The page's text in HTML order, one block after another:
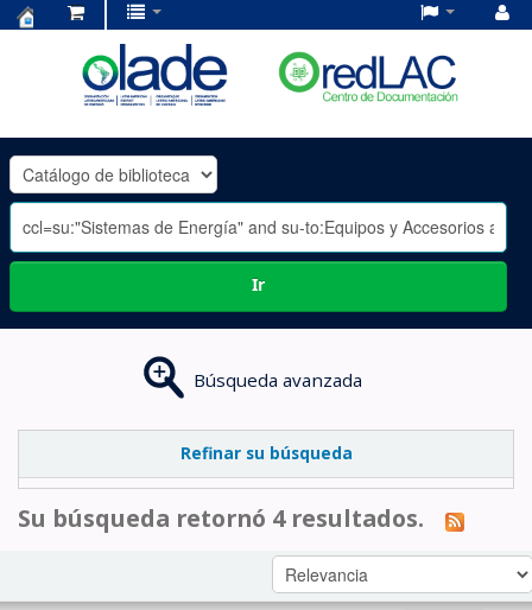
OLADE
-
Ir
Búsqueda avanzada
Refinar su búsqueda
Su búsqueda retornó 4 resultados.